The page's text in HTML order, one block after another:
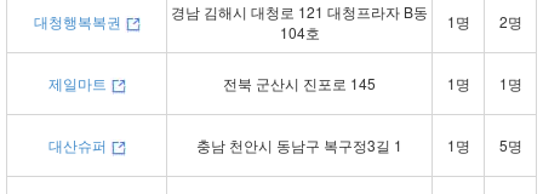
대청행복복권
경남 김해시 대청로 121 대청프라자 B동
104호
1명 2명
제일마트 전북 군산시 진포로 145 1명 1명
대산슈퍼 충남 천안시 동남구 복구정3길 1 1명 5명